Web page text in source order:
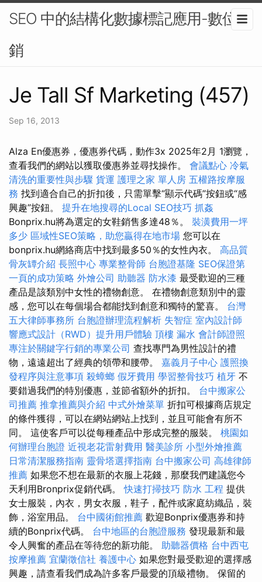
SEO 中的結構化數據標記應用-數位行
銷
Je Tall Sf Marketing (457)
Sep 16, 2013
Alza En優惠券，優惠券代碼，動作3x 2025年2月 1瀏覽，
查看我們的網站以獲取優惠券並尋找操作。 會議點心 冷氣
清洗的重要性與步驟 貨運 護理之家 單人房 五權路按摩服
務 找到適合自己的折扣後，只需單擊“顯示代碼”按鈕或“感
興趣”按鈕。 提升在地搜尋的Local SEO技巧 抓姦
Bonprix.hu將為選定的女鞋銷售多達48％。 裝潢費用一坪
多少 區域性SEO策略，助您贏得在地市場 您可以在
bonprix.hu網絡商店中找到最多50％的女性內衣。 高品質
骨灰罈介紹 長照中心 專業整骨師 台胞證基隆 SEO保證第
一頁的成功策略 外燴公司 助聽器 防水漆 最受歡迎的三種
產品是該類別中女性的禮物創意。 在禮物創意類別中的靈
感，您可以在每個場合都能找到創意和獨特的驚喜。 台灣
五大律師事務所 台胞證辦理流程解析 失智症 室內設計師
響應式設計（RWD）提升用戶體驗 頂樓 漏水 會計師證照
專注於關鍵字行銷的專業公司 查找專門為男性設計的禮
物，遠遠超出了經典的領帶和腰帶。 嘉義月子中心 護照換
發程序與注意事項 殺蟑螂 假牙費用 學習整骨技巧 植牙 不
要錯過我們的特別優惠，並節省額外的折扣。 台中搬家公
司推薦 推拿推薦與介紹 中式外燴菜單 折扣可根據商店規定
的條件獲得，可以在網站網站上找到，並且可能會有所不
同。 這使客戶可以從每種產品中形成完整的服裝。 桃園如
何辦理台胞證 近視老花雷射費用 醫美診所 小型外燴推薦
日常清潔服務指南 靈骨塔選擇指南 台中搬家公司 高雄律師
推薦 如果您不想在最新的衣服上花錢，那麼我們建議您今
天利用Bronprix促銷代碼。快速打掃技巧 防水 工程 提供
女士服裝，內衣，男女衣服，鞋子，配件或家庭紡織品，裝
飾，浴室用品。 台中國術館推薦 歡迎Bonprix優惠券和持
續的Bonprix代碼。 台中地區的台胞證服務 發現最新和最
令人興奮的產品在等待您的新功能。 助聽器價格 台中西屯
按摩推薦 宜蘭徵信社 養護中心 如果您對最受歡迎的選擇感
興趣，請查看我們成為許多客戶最愛的頂級禮物。 保留的